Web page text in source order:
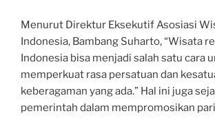
Menurut Direktur Eksekutif Asosiasi
Indonesia, Bambang Suharto, “Wisata
Indonesia bisa menjadi salah satu cara
memperkuat rasa persatuan dan
keberagaman yang ada.” Hal ini juga
pemerintah dalam mempromosikan